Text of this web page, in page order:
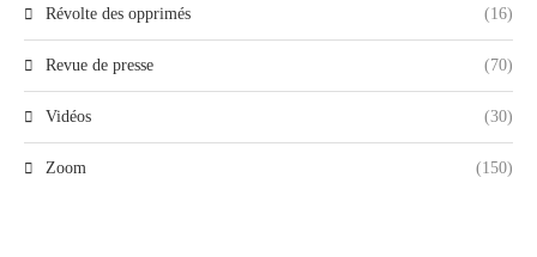
Révolte des opprimés (16)
Revue de presse (70)
Vidéos (30)
Zoom (150)